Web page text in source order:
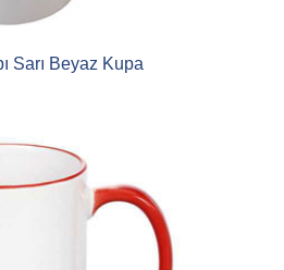
Sarı Beyaz Kupa